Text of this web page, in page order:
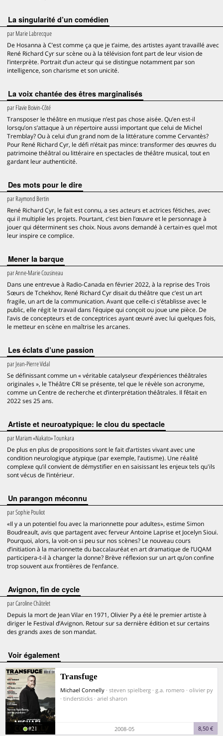
La singularité d’un comédien
parMarie Labrecque
De Hosanna à C’est comme ça que je t’aime, des artistes ayant travaillé avec
René Richard Cyr sur scène ou à la télévision font part de leur vision de
l’interprète. Portrait d’un acteur qui se distingue notamment par son
intelligence, son charisme et son unicité.
La voix chantée des êtres marginalisés
parFlavie Boivin-Côté
Transposer le théâtre en musique n’est pas chose aisée. Qu’en est-il
lorsqu’on s’attaque à un répertoire aussi important que celui de Michel
Tremblay? Ou à celui d’un grand nom de la littérature comme Cervantès?
Pour René Richard Cyr, le défi n’était pas mince: transformer des œuvres du
patrimoine théâtral ou littéraire en spectacles de théâtre musical, tout en
gardant leur authenticité.
Des mots pour le dire
parRaymond Bertin
René Richard Cyr, le fait est connu, a ses acteurs et actrices fétiches, avec
qui il multiplie les projets. Pourtant, c’est bien l’œuvre et le personnage à
jouer qui déterminent ses choix. Nous avons demandé à certain·es quel mot
leur inspire ce complice.
Mener la barque
parAnne-Marie Cousineau
Dans une entrevue à Radio-Canada en février 2022, à la reprise des Trois
Sœurs de Tchekhov, René Richard Cyr disait du théâtre que c’est un art
fragile, un art de la communication. Avant que celle-ci s’établisse avec le
public, elle régit le travail dans l’équipe qui conçoit ou joue une pièce. De
l’avis de concepteurs et de conceptrices ayant œuvré avec lui quelques fois,
le metteur en scène en maîtrise les arcanes.
Les éclats d’une passion
parJean-Pierre Vidal
Se définissant comme un « véritable catalyseur d’expériences théâtrales
originales », le Théâtre CRI se présente, tel que le révèle son acronyme,
comme un Centre de recherche et d’interprétation théâtrales. Il fêtait en
2022 ses 25 ans.
Artiste et neuroatypique: le clou du spectacle
parMariam «Nakato» Tounkara
De plus en plus de propositions sont le fait d’artistes vivant avec une
condition neurologique atypique (par exemple, l’autisme). Une réalité
complexe qu’il convient de démystifier en en saisissant les enjeux tels qu'ils
sont vécus de l’intérieur.
Un parangon méconnu
parSophie Pouliot
«Il y a un potentiel fou avec la marionnette pour adultes», estime Simon
Boudreault, avis que partagent avec ferveur Antoine Laprise et Jocelyn Sioui.
Pourquoi, alors, la voit-on si peu sur nos scènes? Le nouveau cours
d’initiation à la marionnette du baccalauréat en art dramatique de l’UQAM
participera-t-il à changer la donne? Brève réflexion sur un art qu’on confine
trop souvent aux frontières de l’enfance.
Avignon, fin de cycle
parCaroline Châtelet
Depuis la mort de Jean Vilar en 1971, Olivier Py a été le premier artiste à
diriger le Festival d’Avignon. Retour sur sa dernière édition et sur certains
des grands axes de son mandat.
voir également
Transfuge
Michael Connelly · steven spielberg · g.a. romero · olivier py
· tindersticks · ariel sharon
#21 2008-05 8,50 €